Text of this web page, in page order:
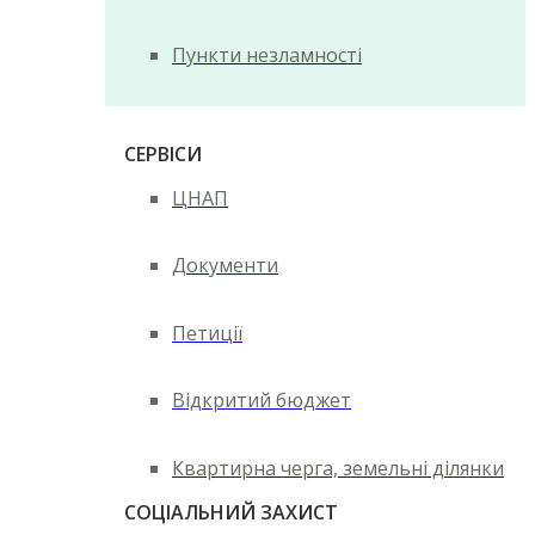
Пункти незламності
СЕРВІСИ
ЦНАП
Документи
Петиції
Відкритий бюджет
Квартирна черга, земельні ділянки
СОЦІАЛЬНИЙ ЗАХИСТ